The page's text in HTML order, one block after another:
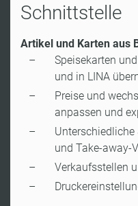
Schnittstelle
Artikel und Karten aus
Speisekarten
und in LINA
Preise und
anpassen und
Unterschiedliche
und Take-away-
Verkaufsstellen